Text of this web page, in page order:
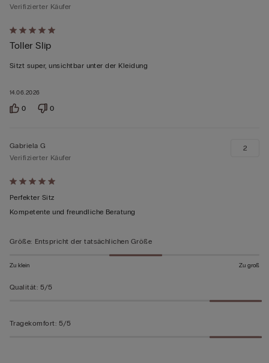
Mit
5
von
bewertet
14.06.2026
Verifizierter Käufer
Toller Slip
Sitzt super, unsichtbar unter der Kleidung
0 0
Mit
5
von
bewertet
Gabriela G
Verifizierter Käufer
Perfekter Sitz
Kompetente und freundliche Beratung
2
Größe: Entspricht der tatsächlichen Größe
Zu klein Zu groß
Qualität: 5/5
Tragekomfort: 5/5